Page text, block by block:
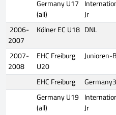
Germany U17
(all)
Jr
2006-
2007
Kölner EC U18 DNL
2007-
2008
EHC Freiburg
U20
Junioren-
EHC Freiburg
Germany3
Germany U19
(all)
Jr